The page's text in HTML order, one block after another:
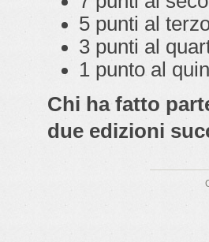
5 punti al
3 punti al
1 punto al
Chi ha fatto
due edizioni